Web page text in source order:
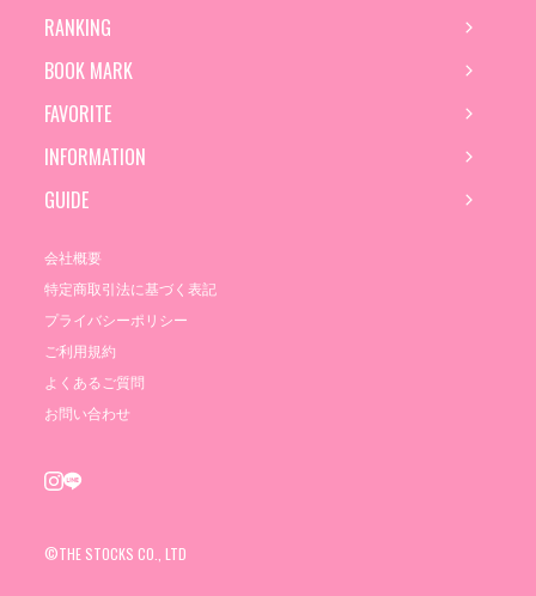
RANKING
BOOK MARK
FAVORITE
INFORMATION
GUIDE
会社概要
特定商取引法に基づく表記
プライバシーポリシー
ご利用規約
よくあるご質問
お問い合わせ
©THE STOCKS CO., LTD